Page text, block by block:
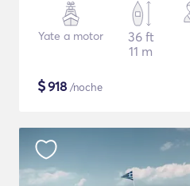
Yate a motor
36 ft
11 m
$918 /noche